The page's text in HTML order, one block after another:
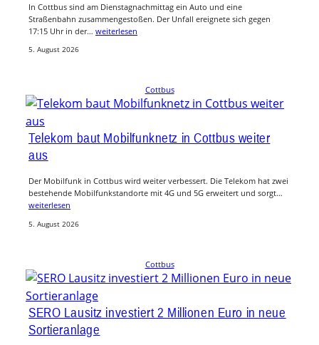
In Cottbus sind am Dienstagnachmittag ein Auto und eine
Straßenbahn zusammengestoßen. Der Unfall ereignete sich gegen
17:15 Uhr in der… weiterlesen
5. August 2026
Cottbus
Telekom baut Mobilfunknetz in Cottbus weiter
aus
Der Mobilfunk in Cottbus wird weiter verbessert. Die Telekom hat zwei
bestehende Mobilfunkstandorte mit 4G und 5G erweitert und sorgt…
weiterlesen
5. August 2026
Cottbus
SERO Lausitz investiert 2 Millionen Euro in neue
Sortieranlage